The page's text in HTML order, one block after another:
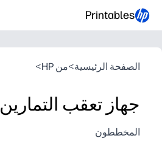
Printables
الصفحة الرئيسية>من HP >
جهاز تعقب التمارين 1
المخططون